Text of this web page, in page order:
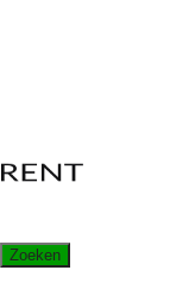
Zoeken
Zoeken